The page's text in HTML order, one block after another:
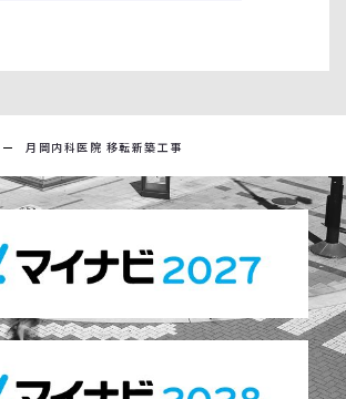
月岡内科医院 移転新築工事